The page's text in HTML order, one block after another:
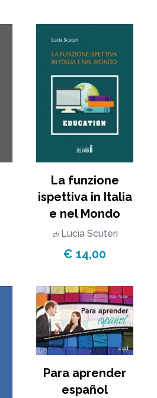
La funzione
ispettiva in Italia
e nel Mondo
di Lucia Scuteri
€ 14,00
Para aprender
español